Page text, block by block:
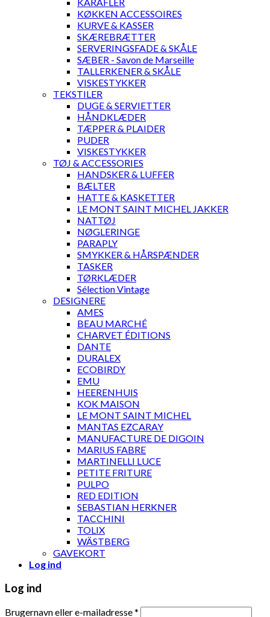
KØKKEN ACCESSOIRES
KURVE & KASSER
SKÆREBRÆTTER
SERVERINGSFADE & SKÅLE
SÆBER - Savon de Marseille
TALLERKENER & SKÅLE
VISKESTYKKER
TEKSTILER
DUGE & SERVIETTER
HÅNDKLÆDER
TÆPPER & PLAIDER
PUDER
VISKESTYKKER
TØJ & ACCESSORIES
HANDSKER & LUFFER
BÆLTER
HATTE & KASKETTER
LE MONT SAINT MICHEL JAKKER
NATTØJ
NØGLERINGE
PARAPLY
SMYKKER & HÅRSPÆNDER
TASKER
TØRKLÆDER
Sélection Vintage
DESIGNERE
AMES
BEAU MARCHÉ
CHARVET ÉDITIONS
DANTE
DURALEX
ECOBIRDY
EMU
HEERENHUIS
KOK MAISON
LE MONT SAINT MICHEL
MANTAS EZCARAY
MANUFACTURE DE DIGOIN
MARIUS FABRE
MARTINELLI LUCE
PETITE FRITURE
PULPO
RED EDITION
SEBASTIAN HERKNER
TACCHINI
TOLIX
WÄSTBERG
GAVEKORT
Log ind
Log ind
Brugernavn eller e-mailadresse*